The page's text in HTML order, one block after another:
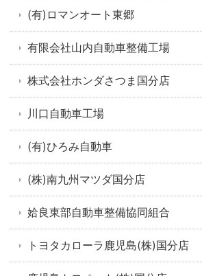
(有)ロマンオート東郷
有限会社山内自動車整備工場
株式会社ホンダさつま国分店
川口自動車工場
(有)ひろみ自動車
(株)南九州マツダ国分店
姶良東部自動車整備協同組合
トヨタカローラ鹿児島(株)国分店